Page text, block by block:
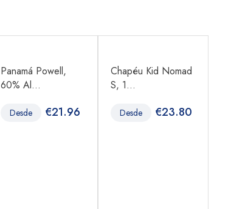
Panamá Powell,
60% Al...
Desde €21.96
Chapéu Kid Nomad
S, 1...
Desde €23.80